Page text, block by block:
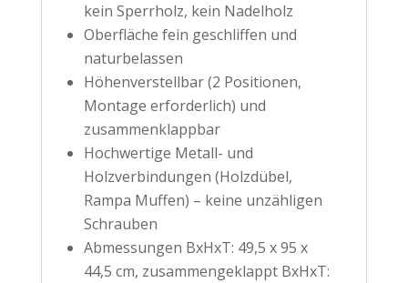
kein Sperrholz, kein Nadelholz
Oberfläche fein geschliffen und
naturbelassen
Höhenverstellbar (2 Positionen,
Montage erforderlich) und
zusammenklappbar
Hochwertige Metall- und
Holzverbindungen (Holzdübel,
Rampa Muffen) – keine unzähligen
Schrauben
Abmessungen BxHxT: 49,5 x 95 x
44,5 cm, zusammengeklappt BxHxT: